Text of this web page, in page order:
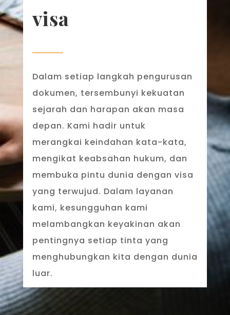
visa
Dalam setiap langkah pengurusan
dokumen, tersembunyi kekuatan
sejarah dan harapan akan masa
depan. Kami hadir untuk
merangkai keindahan kata-kata,
mengikat keabsahan hukum, dan
membuka pintu dunia dengan visa
yang terwujud. Dalam layanan
kami, kesungguhan kami
melambangkan keyakinan akan
pentingnya setiap tinta yang
menghubungkan kita dengan dunia
luar.